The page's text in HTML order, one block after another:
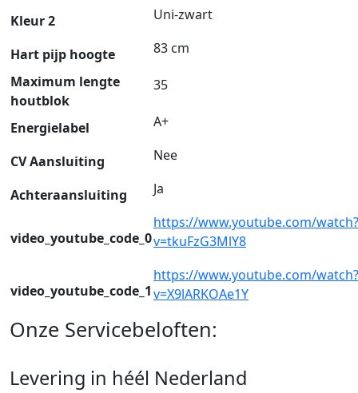
Kleur 2 Uni-zwart
Hart pijp hoogte
83 cm
Maximum lengte
houtblok
35
Energielabel A+
CV Aansluiting Nee
Achteraansluiting Ja
video_youtube_code_0
https://www.youtube.com/watch?
v=tkuFzG3MlY8
video_youtube_code_1
https://www.youtube.com/watch?
v=X9lARKOAe1Y
Onze Servicebeloften:
Levering in héél Nederland